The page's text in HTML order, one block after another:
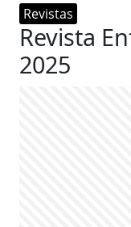
Revistas
Revista
2025